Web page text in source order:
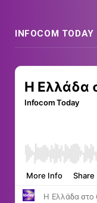
INFOCOM TODAY